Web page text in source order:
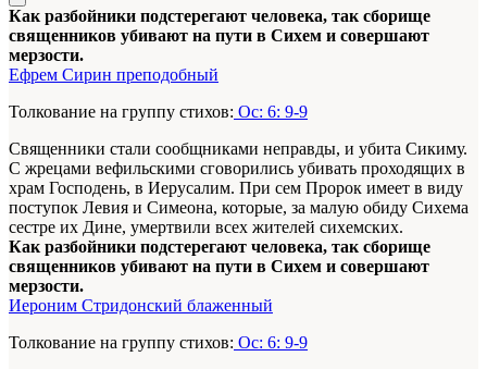
Как разбойники подстерегают человека, так сборище
священников убивают на пути в Сихем и совершают
мерзости.
Ефрем Сирин преподобный
Толкование на группу стихов: Ос: 6: 9-9
Священники стали сообщниками неправды, и убита Сикиму.
С жрецами вефильскими сговорились убивать проходящих в
храм Господень, в Иерусалим. При сем Пророк имеет в виду
поступок Левия и Симеона, которые, за малую обиду Сихема
сестре их Дине, умертвили всех жителей сихемских.
Как разбойники подстерегают человека, так сборище
священников убивают на пути в Сихем и совершают
мерзости.
Иероним Стридонский блаженный
Толкование на группу стихов: Ос: 6: 9-9